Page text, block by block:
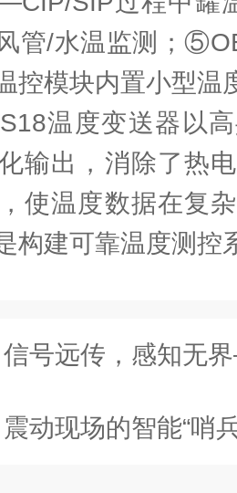
管/水温监测；
控模块内置小型温
温度变送器以高
输出，消除了热
使温度数据在复
构建可靠温度测控
信号远传，感知无界——不锈钢远传
震动现场的智能“哨兵”——耐震电接